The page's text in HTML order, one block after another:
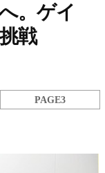
。ゲイ
戦
PAGE3